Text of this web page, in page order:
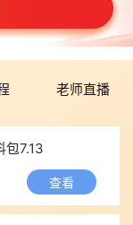
通过审核工具
功即报名完成
理工具"，按要
老师直播
包7.13
查看